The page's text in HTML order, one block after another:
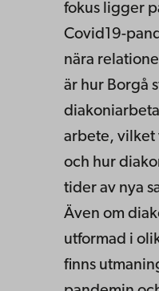
fokus ligger
Covid19-
nära
är hur Borgå
arbete, vilket
och hur
tider av nya
Även om
utformad i
finns